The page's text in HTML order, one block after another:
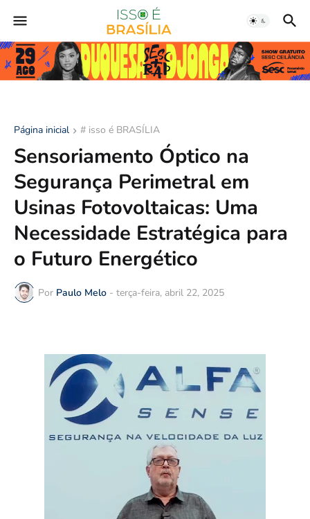
Página inicial # isso é BRASÍLIA
Sensoriamento Óptico na
Segurança Perimetral em
Usinas Fotovoltaicas: Uma
Necessidade Estratégica para
o Futuro Energético
Por Paulo Melo - terça-feira, abril 22, 2025